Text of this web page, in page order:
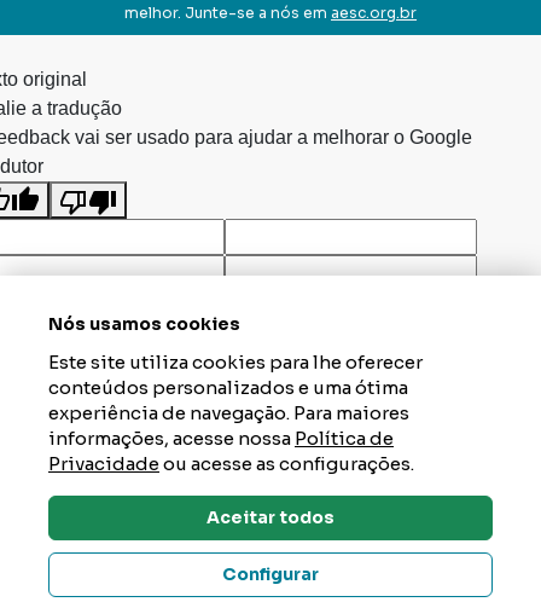
melhor. Junte-se a nós em aesc.org.br
Dúvidas? Tire Aqui
Nós usamos cookies
Este site utiliza cookies para lhe oferecer
conteúdos personalizados e uma ótima
experiência de navegação. Para maiores
informações, acesse nossa Política de
Privacidadeou acesse as configurações.
Aceitar todos
Configurar
original
a tradução
vai ser usado para ajudar a melhorar o Google